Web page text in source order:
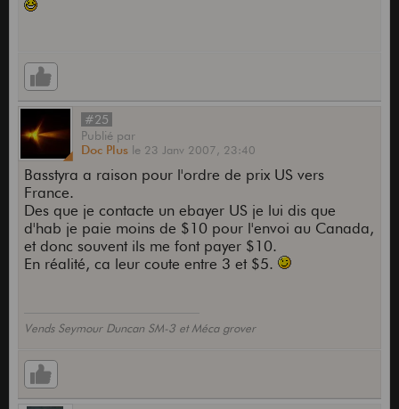
#25
Publié par
Doc Plus le 23 Janv 2007, 23:40
Basstyra a raison pour l'ordre de prix US vers
France.
Des que je contacte un ebayer US je lui dis que
d'hab je paie moins de $10 pour l'envoi au Canada,
et donc souvent ils me font payer $10.
En réalité, ca leur coute entre 3 et $5.
Vends Seymour Duncan SM-3 et Méca grover